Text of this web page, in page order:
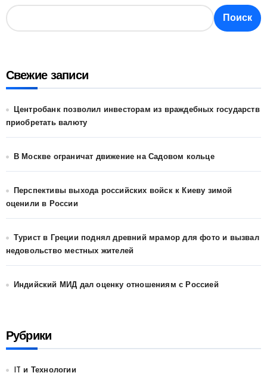
Поиск
Свежие записи
Центробанк позволил инвесторам из враждебных государств
приобретать валюту
В Москве ограничат движение на Садовом кольце
Перспективы выхода российских войск к Киеву зимой
оценили в России
Турист в Греции поднял древний мрамор для фото и вызвал
недовольство местных жителей
Индийский МИД дал оценку отношениям с Россией
Рубрики
IT и Технологии